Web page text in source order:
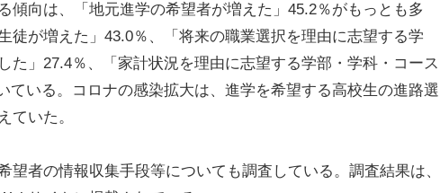
傾向は、「地元進学の希望者が増えた」45.2％がもっとも多
徒が増えた」43.0％、「将来の職業選択を理由に志望する学
た」27.4％、「家計状況を理由に志望する学部・学科・コース
ている。コロナの感染拡大は、進学を希望する高校生の進路選
ていた。
者の情報収集手段等についても調査している。調査結果は、